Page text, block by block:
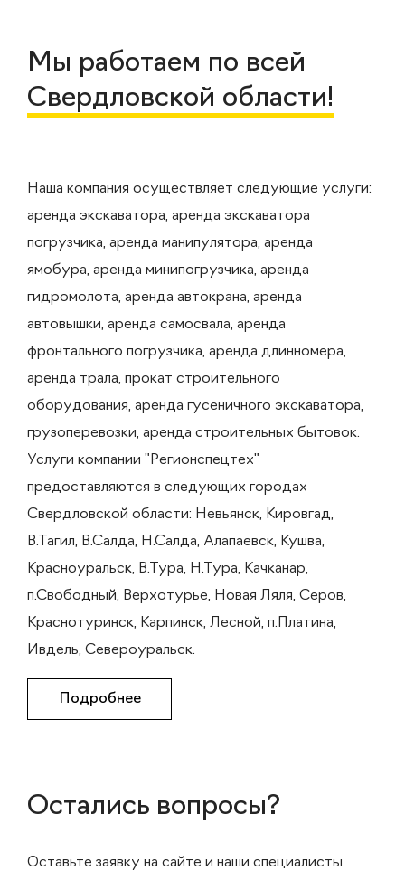
Мы работаем по всей
Свердловской области!
Наша компания осуществляет следующие услуги:
аренда экскаватора, аренда экскаватора
погрузчика, аренда манипулятора, аренда
ямобура, аренда минипогрузчика, аренда
гидромолота, аренда автокрана, аренда
автовышки, аренда самосвала, аренда
фронтального погрузчика, аренда длинномера,
аренда трала, прокат строительного
оборудования, аренда гусеничного экскаватора,
грузоперевозки, аренда строительных бытовок.
Услуги компании "Регионспецтех"
предоставляются в следующих городах
Свердловской области: Невьянск, Кировгад,
В.Тагил, В.Салда, Н.Салда, Алапаевск, Кушва,
Красноуральск, В.Тура, Н.Тура, Качканар,
п.Свободный, Верхотурье, Новая Ляля, Серов,
Краснотуринск, Карпинск, Лесной, п.Платина,
Ивдель, Североуральск.
Подробнее
Остались вопросы?
Оставьте заявку на сайте и наши специалисты